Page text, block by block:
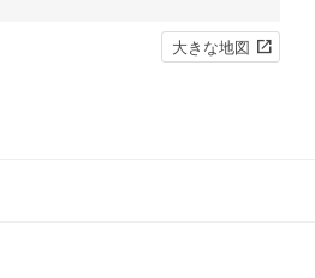
大きな地図